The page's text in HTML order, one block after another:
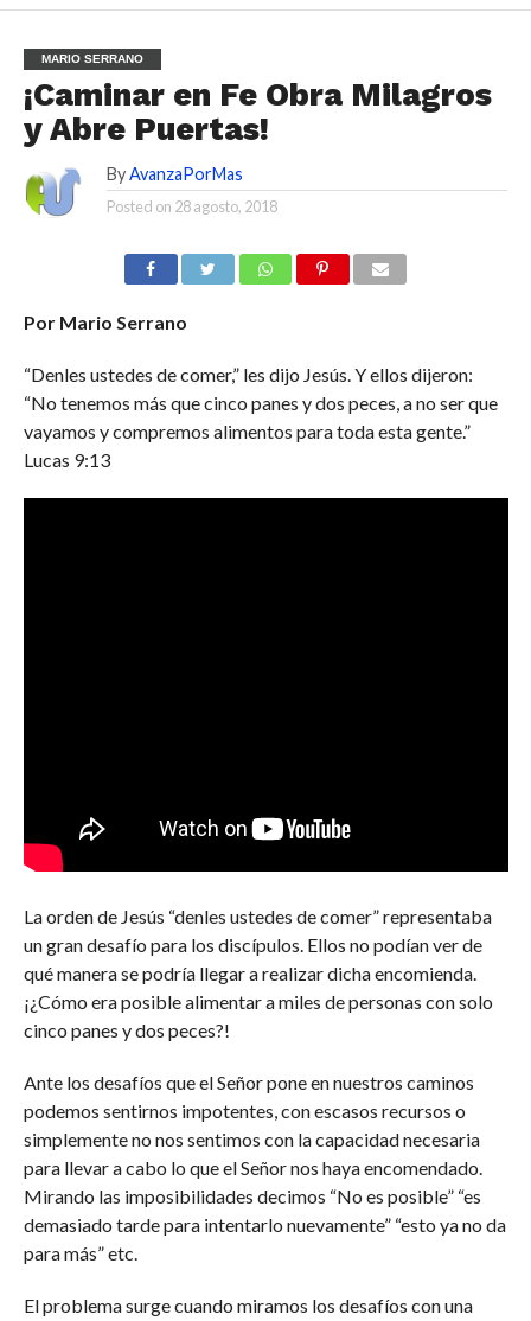
MARIO SERRANO
¡Caminar en Fe Obra Milagros
y Abre Puertas!
By AvanzaPorMas
Posted on 28 agosto, 2018
Por Mario Serrano
“Denles ustedes de comer,” les dijo Jesús. Y ellos dijeron:
“No tenemos más que cinco panes y dos peces, a no ser que
vayamos y compremos alimentos para toda esta gente.”
Lucas 9:13
La orden de Jesús “denles ustedes de comer” representaba
un gran desafío para los discípulos. Ellos no podían ver de
qué manera se podría llegar a realizar dicha encomienda.
¡¿Cómo era posible alimentar a miles de personas con solo
cinco panes y dos peces?!
Ante los desafíos que el Señor pone en nuestros caminos
podemos sentirnos impotentes, con escasos recursos o
simplemente no nos sentimos con la capacidad necesaria
para llevar a cabo lo que el Señor nos haya encomendado.
Mirando las imposibilidades decimos “No es posible” “es
demasiado tarde para intentarlo nuevamente” “esto ya no da
para más” etc.
El problema surge cuando miramos los desafíos con una